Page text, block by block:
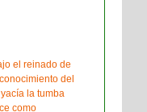
el reinado de
del
la tumba
como